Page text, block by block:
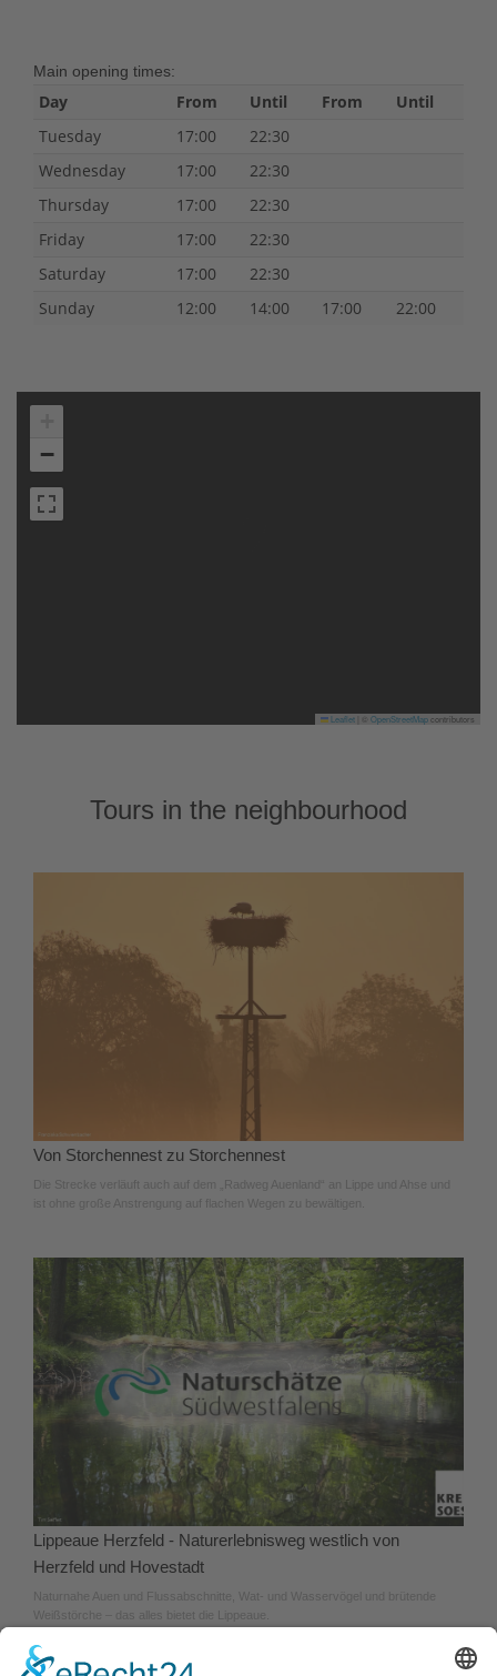
Main opening times:
Day From Until From
Until
Tuesday
17:00
22:30
Wednesday
17:00
22:30
Thursday
17:00
22:30
Friday
17:00
22:30
Saturday
17:00
22:30
Sunday
12:00 14:00 17:00 22:00
−
Leaflet OpenStreetMapcontributors
Tours in the neighbourhood
Von Storchennest zu Storchennest
Die Strecke verläuft auch auf dem „Radweg Auenland“ an Lippe und Ahse und
ist ohne große Anstrengung auf flachen Wegen zu bewältigen.
Lippeaue Herzfeld - Naturerlebnisweg westlich von
Herzfeld und Hovestadt
Naturnahe Auen und Flussabschnitte, Wat- und Wasservögel und brütende
Weißstörche – das alles bietet die Lippeaue.